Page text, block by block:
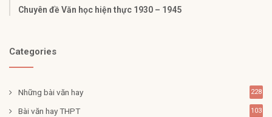
Chuyên đề Văn học hiện thực 1930 – 1945
Categories
Những bài văn hay 228
Bài văn hay THPT 103